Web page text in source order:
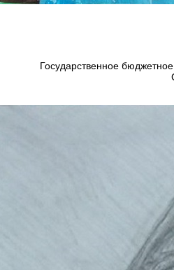
Государственное